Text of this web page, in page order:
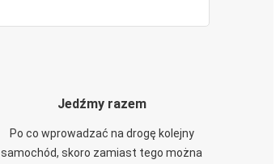
Jedźmy razem
Po co wprowadzać na drogę kolejny
samochód, skoro zamiast tego można